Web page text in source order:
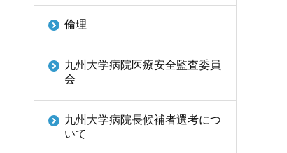
倫理
九州大学病院医療安全監査委員
会
九州大学病院長候補者選考につ
いて